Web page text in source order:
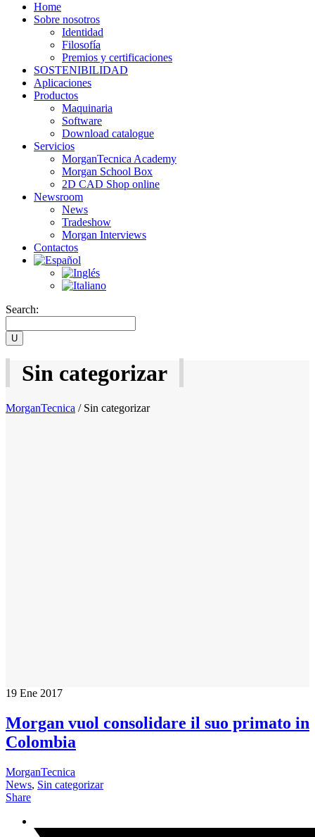
Home
Sobre nosotros
Identidad
Filosofía
Premios y certificaciones
SOSTENIBILIDAD
Aplicaciones
Productos
Maquinaria
Software
Download catalogue
Servicios
MorganTecnica Academy
Morgan School Box
2D CAD Shop online
Newsroom
News
Tradeshow
Morgan Interviews
Contactos
Search:
Sin categorizar
MorganTecnica / Sin categorizar
19 Ene 2017
Morgan vuol consolidare il suo primato in
Colombia
MorganTecnica
News, Sin categorizar
Share